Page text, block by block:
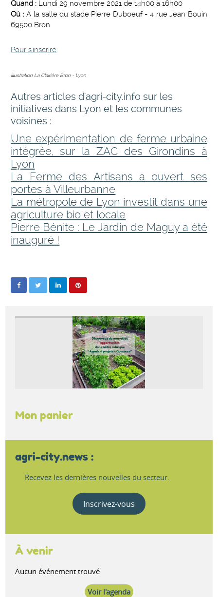
Quand : Lundi 29 novembre 2021 de 14h00 à 16h00
Où :A la salle du stade Pierre Duboeuf - 4 rue Jean Bouin
69500 Bron
Pour s'inscrire
Illustration La Clairière Bron - Lyon
Autres articles d'agri-city.info sur les
initiatives dans Lyon et les communes
voisines :
Une expérimentation de ferme urbaine
intégrée, sur la ZAC des Girondins à
Lyon
La Ferme des Artisans a ouvert ses
portes à Villeurbanne
La métropole de Lyon investit dans une
agriculture bio et locale
Pierre Bénite : Le Jardin de Maguy a été
inauguré !
Mon panier
agri-city.news :
Recevez les dernières nouvelles du secteur.
Inscrivez-vous
À venir
Aucun événement trouvé
Voir l'agenda